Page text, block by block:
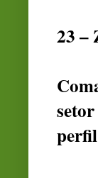
23 –